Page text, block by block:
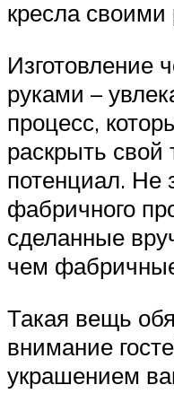
кресла своими
Изготовление
руками –
процесс,
раскрыть свой
потенциал. Не
фабричного
сделанные
чем
Такая вещь
внимание
украшением